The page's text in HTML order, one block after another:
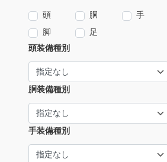
頭 胴
手
脚
足
頭装備種別
胴装備種別
手装備種別